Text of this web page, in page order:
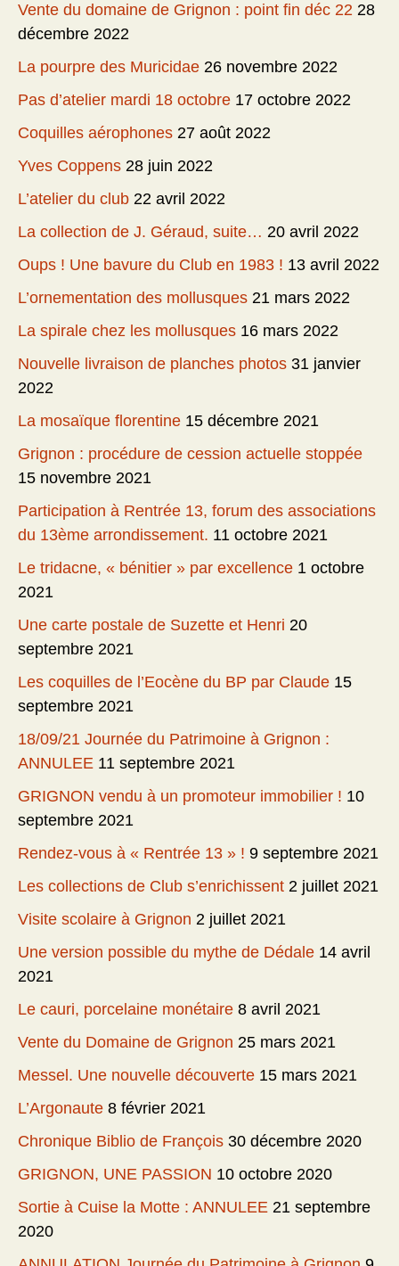
Vente du domaine de Grignon : point fin déc 22 28
décembre 2022
La pourpre des Muricidae 26 novembre 2022
Pas d’atelier mardi 18 octobre 17 octobre 2022
Coquilles aérophones 27 août 2022
Yves Coppens 28 juin 2022
L’atelier du club 22 avril 2022
La collection de J. Géraud, suite… 20 avril 2022
Oups ! Une bavure du Club en 1983 ! 13 avril 2022
L’ornementation des mollusques 21 mars 2022
La spirale chez les mollusques 16 mars 2022
Nouvelle livraison de planches photos 31 janvier
2022
La mosaïque florentine 15 décembre 2021
Grignon : procédure de cession actuelle stoppée
15 novembre 2021
Participation à Rentrée 13, forum des associations
du 13ème arrondissement. 11 octobre 2021
Le tridacne, « bénitier » par excellence 1 octobre
2021
Une carte postale de Suzette et Henri 20
septembre 2021
Les coquilles de l’Eocène du BP par Claude 15
septembre 2021
18/09/21 Journée du Patrimoine à Grignon :
ANNULEE 11 septembre 2021
GRIGNON vendu à un promoteur immobilier ! 10
septembre 2021
Rendez-vous à « Rentrée 13 » ! 9 septembre 2021
Les collections de Club s’enrichissent 2 juillet 2021
Visite scolaire à Grignon 2 juillet 2021
Une version possible du mythe de Dédale 14 avril
2021
Le cauri, porcelaine monétaire 8 avril 2021
Vente du Domaine de Grignon 25 mars 2021
Messel. Une nouvelle découverte 15 mars 2021
L’Argonaute 8 février 2021
Chronique Biblio de François 30 décembre 2020
GRIGNON, UNE PASSION 10 octobre 2020
Sortie à Cuise la Motte : ANNULEE 21 septembre
2020